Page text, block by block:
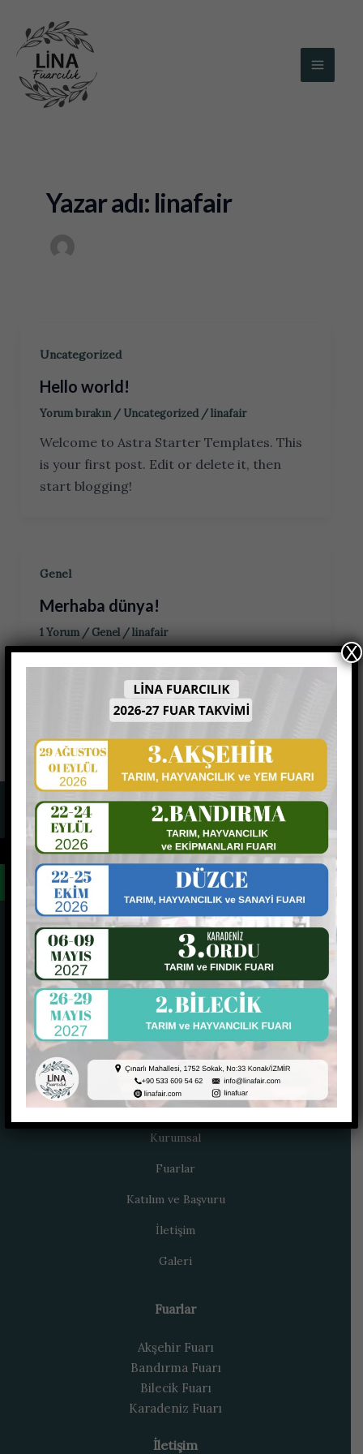
Yazar adı: linafair
Uncategorized
Hello world!
Yorum bırakın / Uncategorized/linafair
Welcome to Astra Starter Templates. This
is your first post. Edit or delete it, then
start blogging!
Genel
Merhaba dünya!
1 Yorum / Genel/linafair
yazınız. Bu yazıyı düzenleyin ya da silin.
Sonra yazmaya başlayın!
Site Haritası
Anasayfa
Kurumsal
Fuarlar
Katılım ve Başvuru
İletişim
Galeri
Fuarlar
Akşehir Fuarı
Bandırma Fuarı
Bilecik Fuarı
Karadeniz Fuarı
İletişim
X